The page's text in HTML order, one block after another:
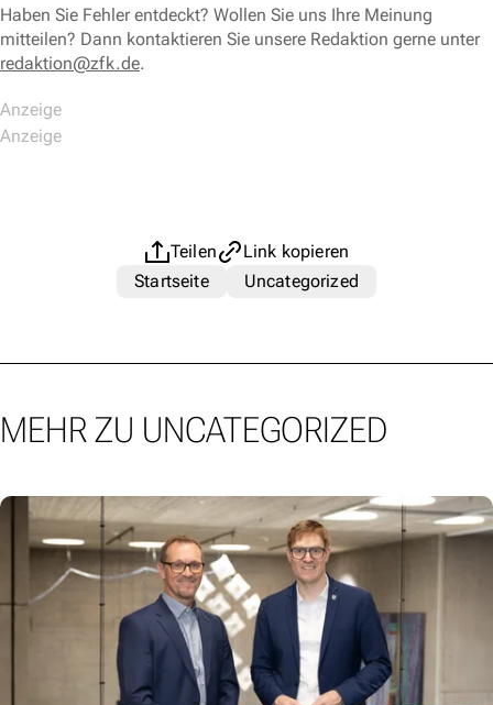
Haben Sie Fehler entdeckt? Wollen Sie uns Ihre Meinung
mitteilen? Dann kontaktieren Sie unsere Redaktion gerne unter
redaktion@zfk.de.
Teilen
Link kopieren
Startseite
Uncategorized
MEHR ZU UNCATEGORIZED